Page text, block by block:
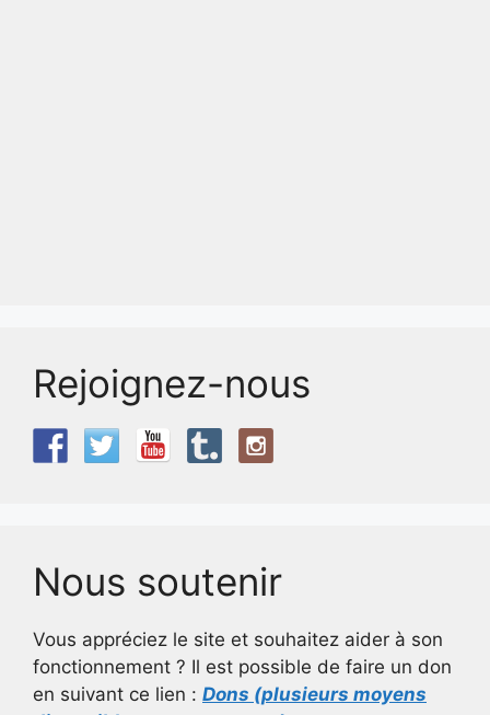
Rejoignez-nous
Nous soutenir
Vous appréciez le site et souhaitez aider à son
fonctionnement ? Il est possible de faire un don
en suivant ce lien : Dons (plusieurs moyens